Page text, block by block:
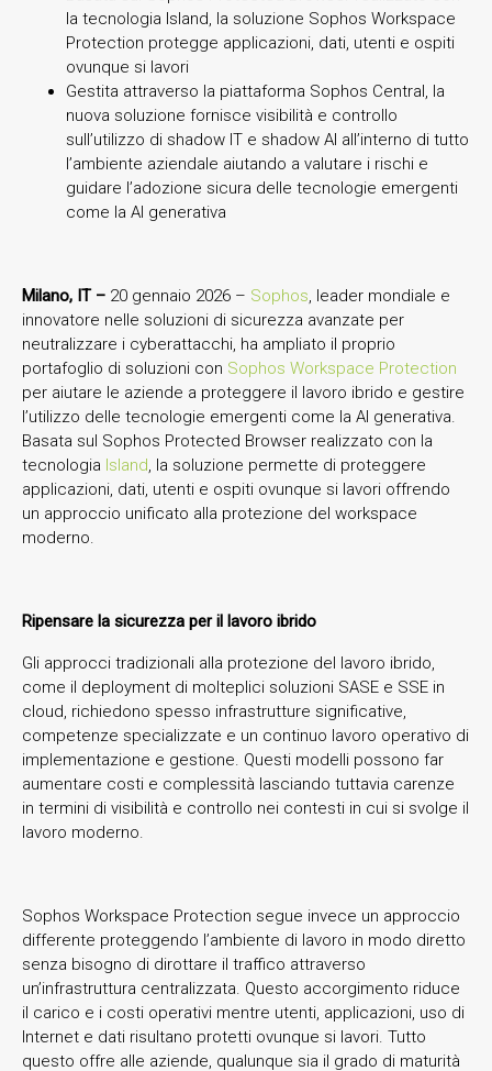
la tecnologia Island, la soluzione Sophos Workspace
Protection protegge applicazioni, dati, utenti e ospiti
ovunque si lavori
Gestita attraverso la piattaforma Sophos Central, la
nuova soluzione fornisce visibilità e controllo
sull’utilizzo di shadow IT e shadow AI all’interno di tutto
l’ambiente aziendale aiutando a valutare i rischi e
guidare l’adozione sicura delle tecnologie emergenti
come la AI generativa
Milano, IT – 20 gennaio 2026 – Sophos, leader mondiale e
innovatore nelle soluzioni di sicurezza avanzate per
neutralizzare i cyberattacchi, ha ampliato il proprio
portafoglio di soluzioni con Sophos Workspace Protection
per aiutare le aziende a proteggere il lavoro ibrido e gestire
l’utilizzo delle tecnologie emergenti come la AI generativa.
Basata sul Sophos Protected Browser realizzato con la
tecnologia Island, la soluzione permette di proteggere
applicazioni, dati, utenti e ospiti ovunque si lavori offrendo
un approccio unificato alla protezione del workspace
moderno.
Ripensare la sicurezza per il lavoro ibrido
Gli approcci tradizionali alla protezione del lavoro ibrido,
come il deployment di molteplici soluzioni SASE e SSE in
cloud, richiedono spesso infrastrutture significative,
competenze specializzate e un continuo lavoro operativo di
implementazione e gestione. Questi modelli possono far
aumentare costi e complessità lasciando tuttavia carenze
in termini di visibilità e controllo nei contesti in cui si svolge il
lavoro moderno.
Sophos Workspace Protection segue invece un approccio
differente proteggendo l’ambiente di lavoro in modo diretto
senza bisogno di dirottare il traffico attraverso
un’infrastruttura centralizzata. Questo accorgimento riduce
il carico e i costi operativi mentre utenti, applicazioni, uso di
Internet e dati risultano protetti ovunque si lavori. Tutto
questo offre alle aziende, qualunque sia il grado di maturità